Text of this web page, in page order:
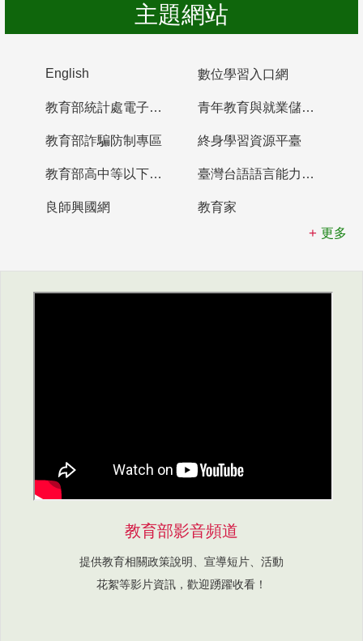
主題網站
English 數位學習入口網
教育部統計處電子書櫃 青年教育與就業儲蓄帳戶
教育部詐騙防制專區 終身學習資源平臺
教育部高中等以下學校及幼兒園教師資格檢定考試 臺灣台語語言能力認證網站
良師興國網
教育家
更多
教育部影音頻道
提供教育相關政策說明、宣導短片、活動
花絮等影片資訊，歡迎踴躍收看！